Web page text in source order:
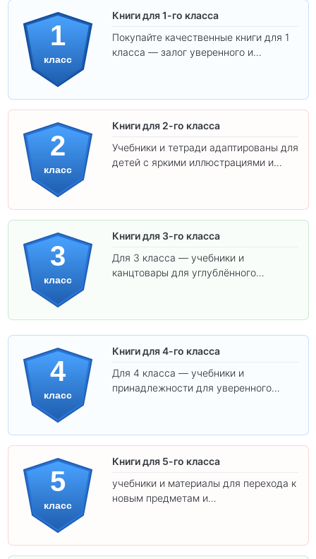
1
класс
Книги для 1-го класса
Покупайте качественные книги для 1
класса — залог уверенного и
2
класс
Книги для 2-го класса
Учебники и тетради адаптированы для
детей с яркими иллюстрациями и
3
класс
Книги для 3-го класса
Для 3 класса — учебники и
канцтовары для углублённого
4
класс
Книги для 4-го класса
Для 4 класса — учебники и
принадлежности для уверенного
5
класс
Книги для 5-го класса
учебники и материалы для перехода к
новым предметам и